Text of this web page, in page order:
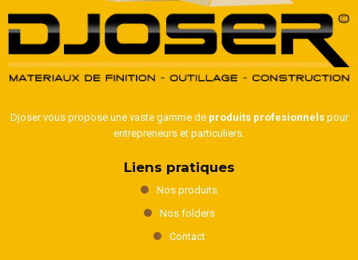
Djoser vous propose une vaste gamme de produits profesionnelspour
entrepreneurs et particuliers.
Liens pratiques
Nos produits
Nos folders
Contact